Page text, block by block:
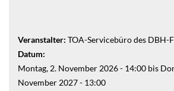
Veranstalter: TOA-Servicebüro des DBH-
Datum:
Montag, 2. November 2026 - 14:00 bis
November 2027 - 13:00